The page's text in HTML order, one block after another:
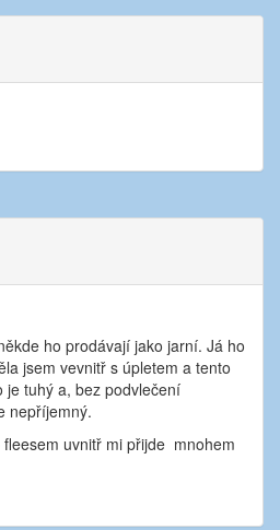
ho prodávají jako jarní. Já ho
jsem vevnitř s úpletem a tento
tuhý a, bez podvlečení
nepříjemný.
uvnitř mi přijde mnohem